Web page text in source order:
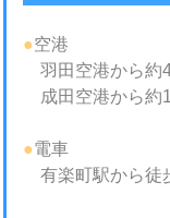
●空港
羽田空港から約
成田空港から約
●電車
有楽町駅から徒